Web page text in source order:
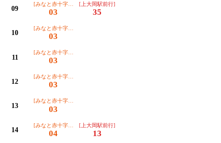
09
[みなと赤十字病院行]
03
[上大岡駅前行]
35
10
[みなと赤十字病院行]
03
11
[みなと赤十字病院行]
03
12
[みなと赤十字病院行]
03
13
[みなと赤十字病院行]
03
14
[みなと赤十字病院行]
04
[上大岡駅前行]
13